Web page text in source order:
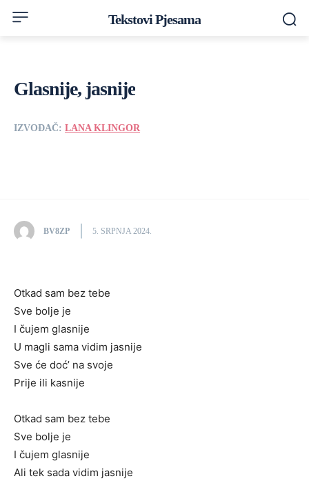
Tekstovi Pjesama
Glasnije, jasnije
IZVOĐAČ: LANA KLINGOR
BV8ZP 5. SRPNJA 2024.
Otkad sam bez tebe
Sve bolje je
I čujem glasnije
U magli sama vidim jasnije
Sve će doć’ na svoje
Prije ili kasnije
Otkad sam bez tebe
Sve bolje je
I čujem glasnije
Ali tek sada vidim jasnije